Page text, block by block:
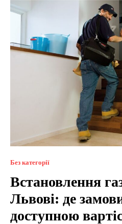
Без категорії
Встановлення
Львові: де
доступною